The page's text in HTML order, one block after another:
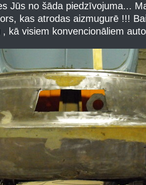
Jūs no šāda piedzīvojuma...
kas atrodas aizmugurē !!!
, kā visiem konvencionāliem